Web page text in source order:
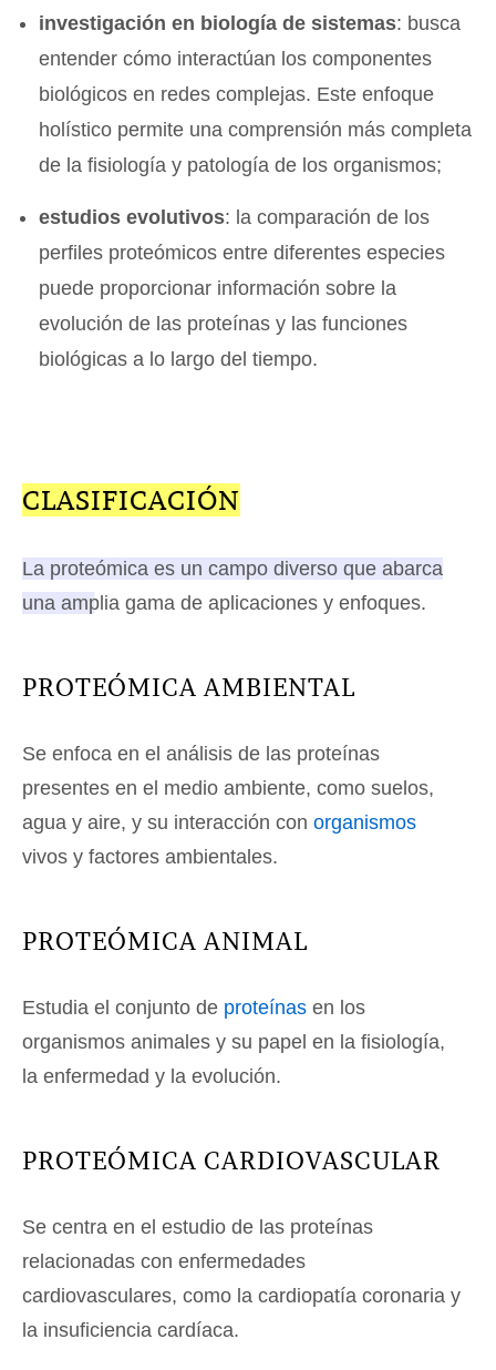
investigación en biología de sistemas: busca
entender cómo interactúan los componentes
biológicos en redes complejas. Este enfoque
holístico permite una comprensión más completa
de la fisiología y patología de los organismos;
estudios evolutivos: la comparación de los
perfiles proteómicos entre diferentes especies
puede proporcionar información sobre la
evolución de las proteínas y las funciones
biológicas a lo largo del tiempo.
CLASIFICACIÓN
La proteómica es un campo diverso que abarca
una amplia gama de aplicaciones y enfoques.
PROTEÓMICA AMBIENTAL
Se enfoca en el análisis de las proteínas
presentes en el medio ambiente, como suelos,
agua y aire, y su interacción con organismos
vivos y factores ambientales.
PROTEÓMICA ANIMAL
Estudia el conjunto de proteínas en los
organismos animales y su papel en la fisiología,
la enfermedad y la evolución.
PROTEÓMICA CARDIOVASCULAR
Se centra en el estudio de las proteínas
relacionadas con enfermedades
cardiovasculares, como la cardiopatía coronaria y
la insuficiencia cardíaca.